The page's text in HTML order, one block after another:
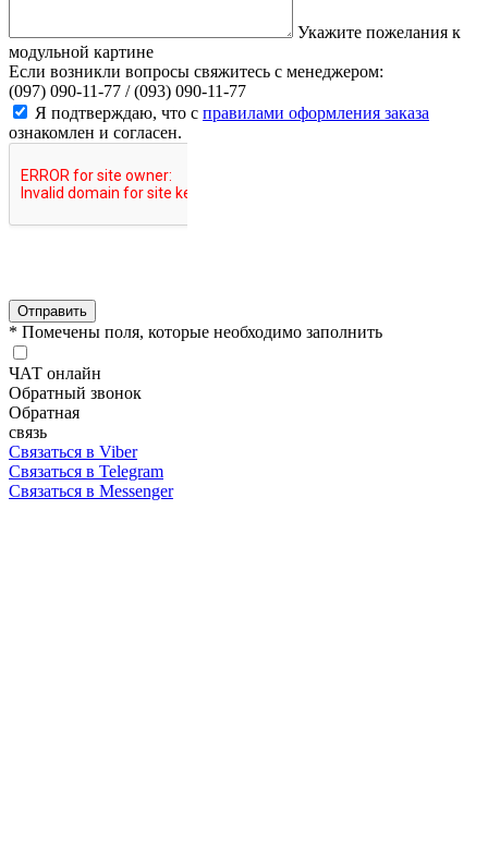
Укажите пожелания к
модульной картине
Если возникли вопросы свяжитесь с менеджером:
(097) 090-11-77 /(093) 090-11-77
Я подтверждаю, что с правилами оформления заказа
ознакомлен и согласен.
Отправить
* Помечены поля, которые необходимо заполнить
ЧАТ онлайн
Обратный звонок
Обратная
связь
Связаться в Viber
Связаться в Telegram
Связаться в Messenger